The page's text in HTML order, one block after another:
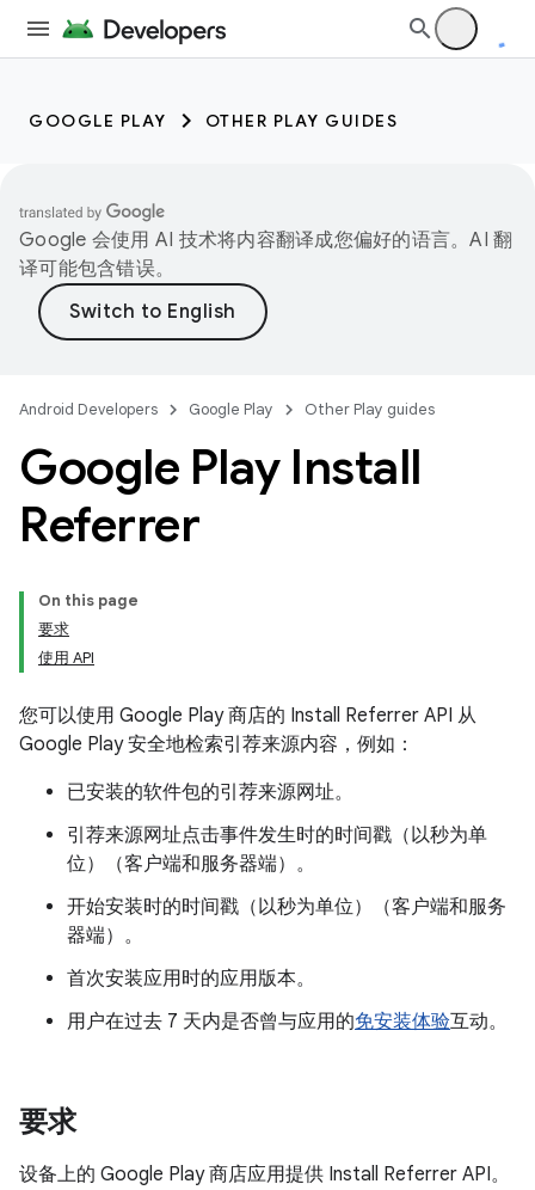
GOOGLE PLAY OTHER PLAY GUIDES
Google 会使用 AI 技术将内容翻译成您偏好的语言。AI 翻
译可能包含错误。
Android Developers Google Play Other Play guides
Google Play Install
Referrer
On this page
要求
使用 API
您可以使用 Google Play 商店的 Install Referrer API 从
Google Play 安全地检索引荐来源内容，例如：
已安装的软件包的引荐来源网址。
引荐来源网址点击事件发生时的时间戳（以秒为单
位）（客户端和服务器端）。
开始安装时的时间戳（以秒为单位）（客户端和服务
器端）。
首次安装应用时的应用版本。
用户在过去 7 天内是否曾与应用的免安装体验互动。
要求
设备上的 Google Play 商店应用提供 Install Referrer API。